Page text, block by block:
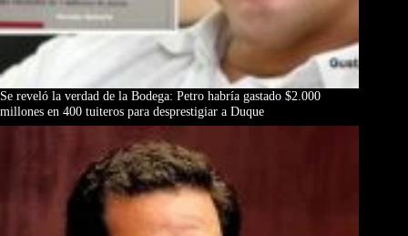
Se reveló la verdad de la Bodega: Petro habría gastado $2.000
millones en 400 tuiteros para desprestigiar a Duque